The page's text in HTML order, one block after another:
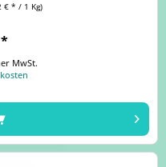
€ * / 1 Kg)
MwSt.